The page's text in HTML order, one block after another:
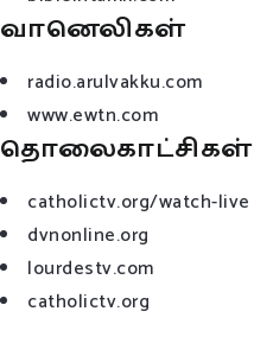
வானெலிகள்
radio.arulvakku.com
www.ewtn.com
தொலைகாட்சிகள்
catholictv.org/watch-live
dvnonline.org
lourdestv.com
catholictv.org